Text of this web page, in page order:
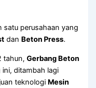
satu perusahaan yang
dan Beton Press.
tahun,Gerbang Beton
ditambah lagi
teknologi Mesin